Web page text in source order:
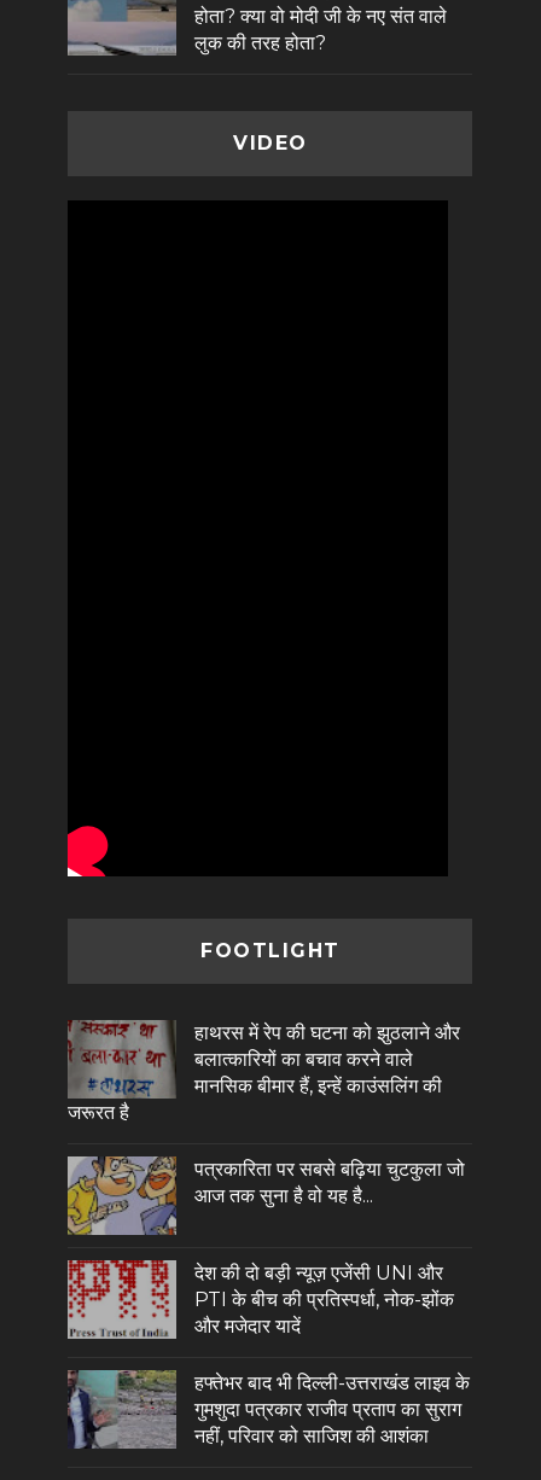
होता? क्या वो मोदी जी के नए संत वाले
लुक की तरह होता?
VIDEO
FOOTLIGHT
हाथरस में रेप की घटना को झुठलाने और
बलात्कारियों का बचाव करने वाले
मानसिक बीमार हैं, इन्हें काउंसलिंग की
जरूरत है
पत्रकारिता पर सबसे बढ़िया चुटकुला जो
आज तक सुना है वो यह है...
देश की दो बड़ी न्यूज़ एजेंसी UNI और
PTI के बीच की प्रतिस्पर्धा, नोक-झोंक
और मजेदार यादें
हफ्तेभर बाद भी दिल्ली-उत्तराखंड लाइव के
गुमशुदा पत्रकार राजीव प्रताप का सुराग
नहीं, परिवार को साजिश की आशंका